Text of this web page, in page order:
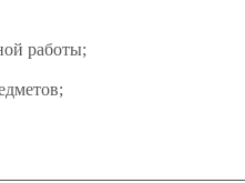
работы;